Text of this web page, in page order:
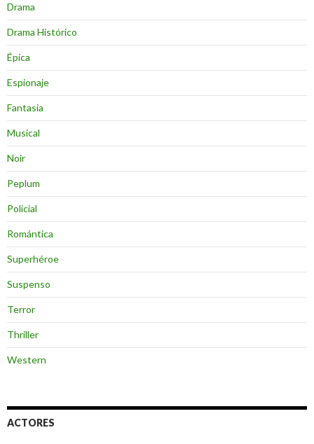
Drama
Drama Histórico
Épica
Espionaje
Fantasia
Musical
Noir
Peplum
Policial
Romántica
Superhéroe
Suspenso
Terror
Thriller
Western
ACTORES